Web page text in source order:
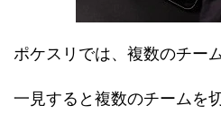
ポケスリでは、複数のチー
一見すると複数のチームを